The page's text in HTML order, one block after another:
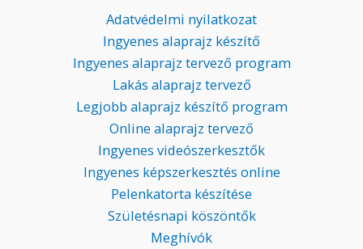
Adatvédelmi nyilatkozat
Ingyenes alaprajz készítő
Ingyenes alaprajz tervező program
Lakás alaprajz tervező
Legjobb alaprajz készítő program
Online alaprajz tervező
Ingyenes videószerkesztők
Ingyenes képszerkesztés online
Pelenkatorta készítése
Születésnapi köszöntők
Meghívók